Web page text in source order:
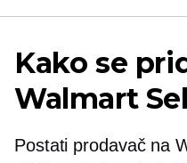
Kako se
Walmart
Postati prodavač na